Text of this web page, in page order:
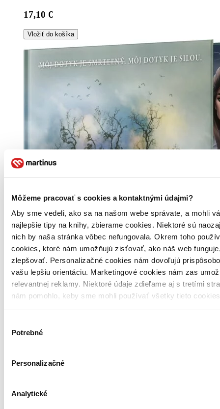
Môžeme pracovať s cookies a kontaktnými údajmi?
Aby sme vedeli, ako sa na našom webe správate, a mohli
najlepšie tipy na knihy, zbierame cookies. Niektoré sú
nich by naša stránka vôbec nefungovala. Okrem toho
cookies, ktoré nám umožňujú zisťovať, ako náš web
zlepšovať. Personalizačné cookies nám dovoľujú
vašu lepšiu orientáciu. Marketingové cookies nám zas
relevantnej reklamy. Niektoré údaje zdieľame aj s tretími
nám pomohlo, keby sme mohli používať všetky tieto
súhlasu
Potrebné
Personalizačné
Analytické
17,10 €
Vložiť do košíka
Slovenčina